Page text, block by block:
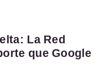
La Red
que Google